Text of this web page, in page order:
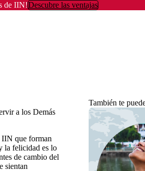
de IIN!Descubre las ventajas
a los Demás
IIN que forman
la felicidad es lo
de cambio del
sientan
También te